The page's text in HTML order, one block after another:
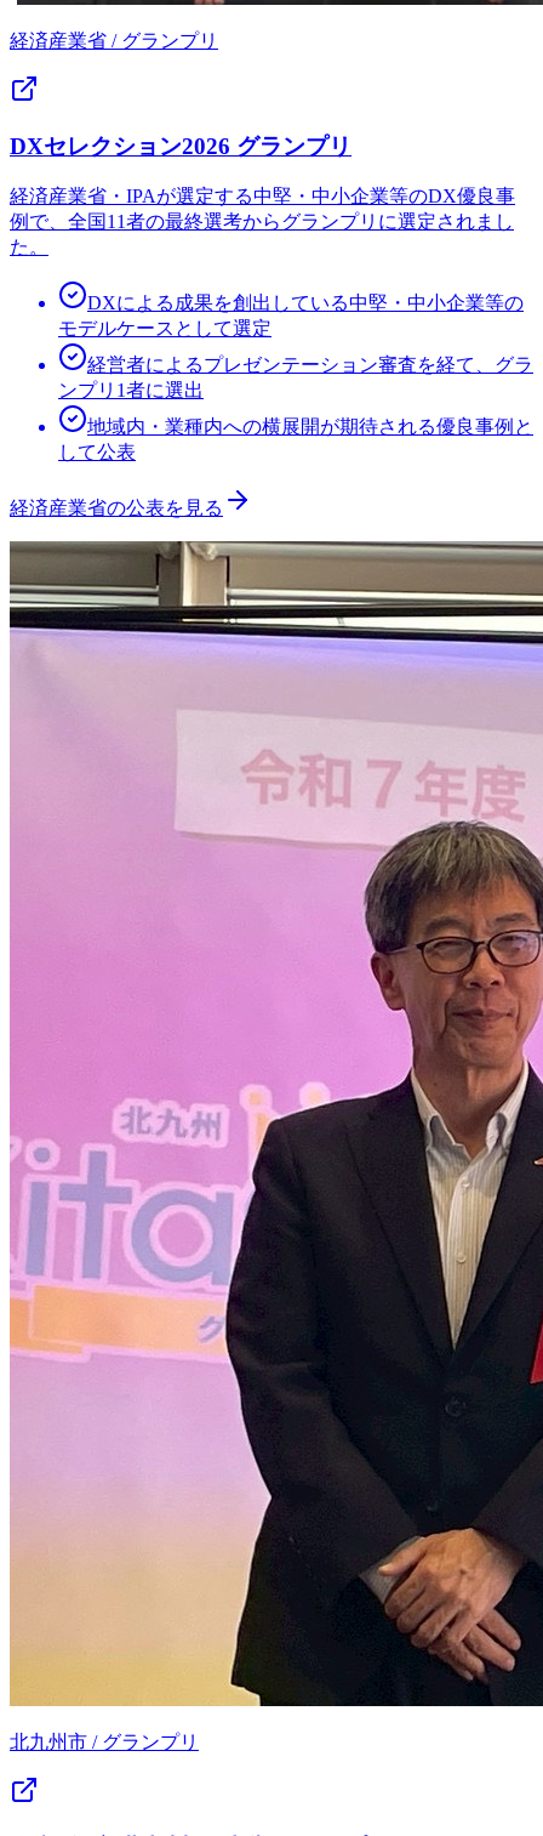
経済産業省 / グランプリ
DXセレクション2026 グランプリ
経済産業省・IPAが選定する中堅・中小企業等のDX優良事
例で、全国11者の最終選考からグランプリに選定されまし
た。
DXによる成果を創出している中堅・中小企業等の
モデルケースとして選定
経営者によるプレゼンテーション審査を経て、グラ
ンプリ1者に選出
地域内・業種内への横展開が期待される優良事例と
して公表
経済産業省の公表を見る
北九州市 / グランプリ